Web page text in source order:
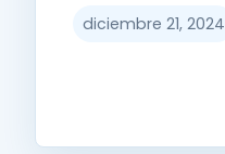
diciembre 21, 2024